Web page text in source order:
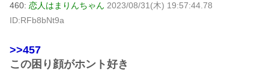
460: 恋人はまりんちゃん 2023/08/31(木) 19:57:44.78
ID:RFb8bNt9a
>>457
この困り顔がホント好き